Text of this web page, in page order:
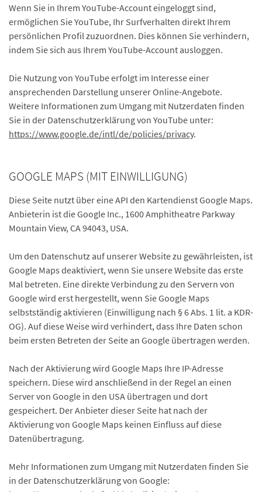
Wenn Sie in Ihrem YouTube-Account eingeloggt sind,
ermöglichen Sie YouTube, Ihr Surfverhalten direkt Ihrem
persönlichen Profil zuzuordnen. Dies können Sie verhindern,
indem Sie sich aus Ihrem YouTube-Account ausloggen.
Die Nutzung von YouTube erfolgt im Interesse einer
ansprechenden Darstellung unserer Online-Angebote.
Weitere Informationen zum Umgang mit Nutzerdaten finden
Sie in der Datenschutzerklärung von YouTube unter:
https://www.google.de/intl/de/policies/privacy.
GOOGLE MAPS (MIT EINWILLIGUNG)
Diese Seite nutzt über eine API den Kartendienst Google Maps.
Anbieterin ist die Google Inc., 1600 Amphitheatre Parkway
Mountain View, CA 94043, USA.
Um den Datenschutz auf unserer Website zu gewährleisten, ist
Google Maps deaktiviert, wenn Sie unsere Website das erste
Mal betreten. Eine direkte Verbindung zu den Servern von
Google wird erst hergestellt, wenn Sie Google Maps
selbstständig aktivieren (Einwilligung nach § 6 Abs. 1 lit. a KDR-
OG). Auf diese Weise wird verhindert, dass Ihre Daten schon
beim ersten Betreten der Seite an Google übertragen werden.
Nach der Aktivierung wird Google Maps Ihre IP-Adresse
speichern. Diese wird anschließend in der Regel an einen
Server von Google in den USA übertragen und dort
gespeichert. Der Anbieter dieser Seite hat nach der
Aktivierung von Google Maps keinen Einfluss auf diese
Datenübertragung.
Mehr Informationen zum Umgang mit Nutzerdaten finden Sie
in der Datenschutzerklärung von Google: